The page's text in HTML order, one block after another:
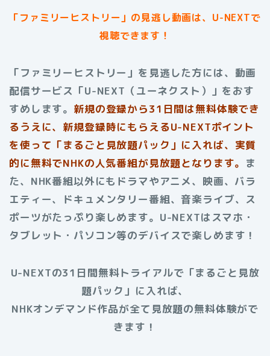
「ファミリーヒストリー」の見逃し動画は、U-NEXTで
視聴できます！
「ファミリーヒストリー」を見逃した方には、動画
配信サービス「U-NEXT（ユーネクスト）」をおす
すめします。 新規の登録から31日間は無料体験でき
るうえに、新規登録時にもらえるU-NEXTポイント
を使って「まるごと見放題パック」に入れば、実質
的に無料でNHKの人気番組が見放題となります。 ま
た、NHK番組以外にもドラマやアニメ、映画、バラ
エティー、ドキュメンタリー番組、音楽ライブ、ス
ポーツがたっぷり楽しめます。U-NEXTはスマホ・
タブレット・パソコン等のデバイスで楽しめます！
U-NEXTの31日間無料トライアルで「まるごと見放
題パック」に入れば、
NHKオンデマンド作品が全て見放題の無料体験がで
きます！